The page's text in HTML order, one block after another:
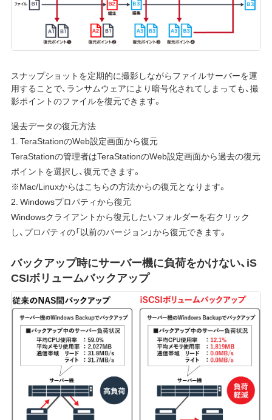
スナップショットを定期的に撮影しながらファイルサーバーを運
用することで、ランサムウェアにより暗号化されてしまっても、撮
影ポイントのファイルを復元できます。
過去データの復元方法
1. TeraStationのWeb設定画面から復元
TeraStationの管理者はTeraStationのWeb設定画面から過去の復元
ポイントを選択し、復元できます。
※Mac/Linuxからはこちらの方法からの復元となります。
2. Windowsプロパティから復元
Windowsクライアントから復元したいフォルダーを右クリック
し、プロパティの「以前のバージョン」から復元できます。
バックアップ時にサーバー機に負荷をかけない、iS
CSIボリュームバックアップ